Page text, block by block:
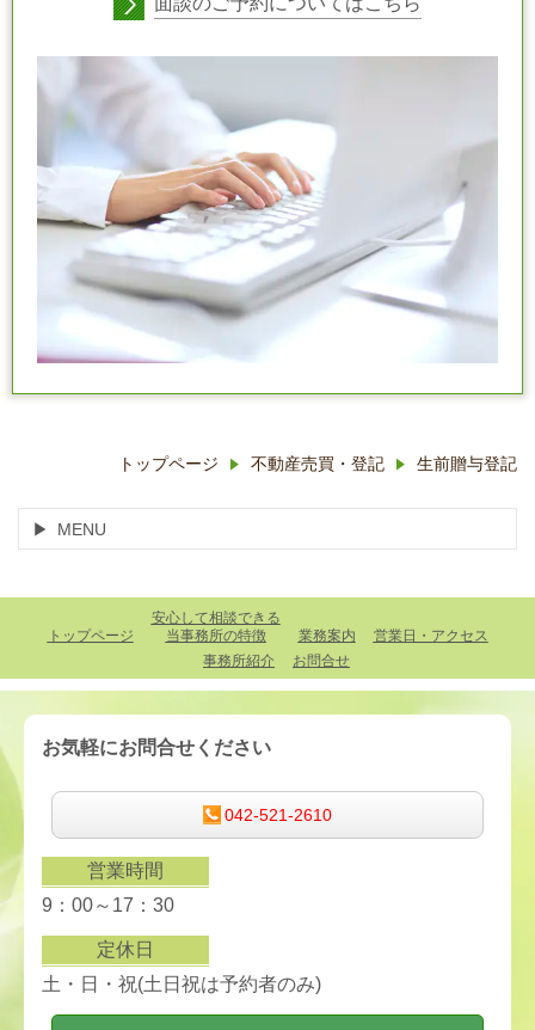
トップページ 不動産売買・登記 生前贈与登記
MENU
トップページ
安心して相談できる
当事務所の特徴
業務案内
営業日・アクセス
事務所紹介
お問合せ
お気軽にお問合せください
042-521-2610
営業時間
9：00～17：30
定休日
土・日・祝(土日祝は予約者のみ)